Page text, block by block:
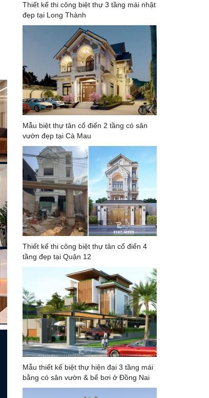
Thiết kế thi công biệt thự 3 tầng mái nhật
đẹp tại Long Thành
Mẫu biệt thự tân cổ điển 2 tầng có sân
vườn đẹp tại Cà Mau
Thiết kế thi công biệt thự tân cổ điển 4
tầng đẹp tại Quận 12
Mẫu thiết kế biệt thự hiện đại 3 tầng mái
bằng có sân vườn & bể bơi ở Đồng Nai